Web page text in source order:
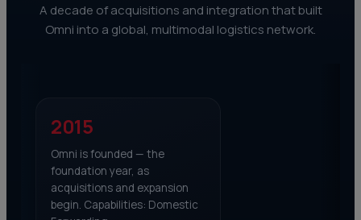
A decade of acquisitions and integration that built
Omni into a global, multimodal logistics network.
2015
Omni is founded — the
foundation year, as
acquisitions and expansion
begin. Capabilities: Domestic